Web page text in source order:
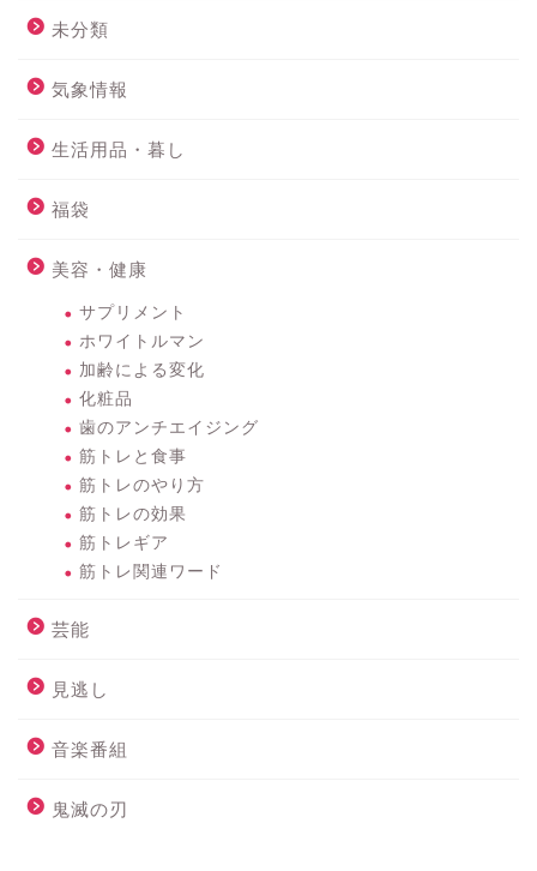
未分類
気象情報
生活用品・暮し
福袋
美容・健康
サプリメント
ホワイトルマン
加齢による変化
化粧品
歯のアンチエイジング
筋トレと食事
筋トレのやり方
筋トレの効果
筋トレギア
筋トレ関連ワード
芸能
見逃し
音楽番組
鬼滅の刃